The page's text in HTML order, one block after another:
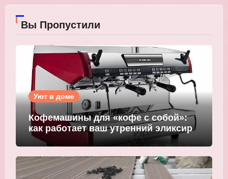
Вы Пропустили
Уют в доме
Кофемашины для «кофе с собой»:
как работает ваш утренний эликсир